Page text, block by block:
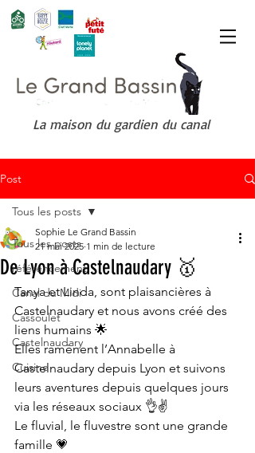
La maison du gardien du canal
Post
Tous les posts
référencement
Canal du Midi
Cassoulet
Castelnaudary
Cuisine
Tous les posts
De Lyon à Castelnaudary 🥇
Sophie Le Grand Bassin
21 mai 2025 1 min de lecture
Tanya et Linda, sont plaisancières à
Castelnaudary et nous avons créé des
liens humains 🌟
Elles ramènent l’Annabelle à
Castelnaudary depuis Lyon et suivons
leurs aventures depuis quelques jours
via les réseaux sociaux 👌✌️
Le fluvial, le fluvestre sont une grande
famille 💗